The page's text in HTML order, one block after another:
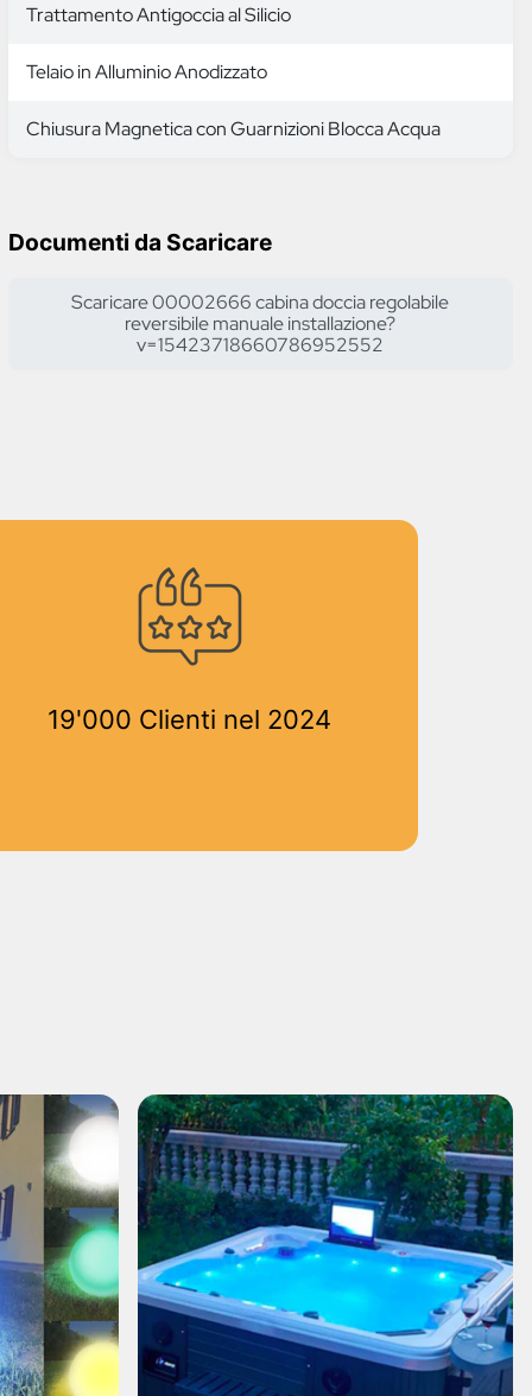
Trattamento Antigoccia al Silicio
Telaio in Alluminio Anodizzato
Chiusura Magnetica con Guarnizioni Blocca Acqua
Documenti da Scaricare
Scaricare 00002666 cabina doccia regolabile
reversibile manuale installazione?
v=15423718660786952552
19'000 Clienti nel 2024